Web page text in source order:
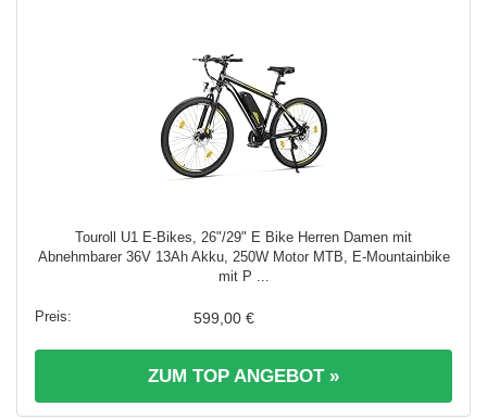
Touroll U1 E-Bikes, 26"/29" E Bike Herren Damen mit
Abnehmbarer 36V 13Ah Akku, 250W Motor MTB, E-Mountainbike
mit P ...
599,00 €
ZUM TOP ANGEBOT »